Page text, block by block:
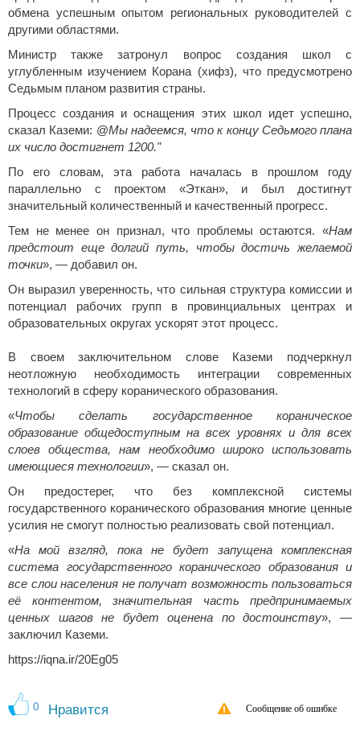
обмена успешным опытом региональных руководителей с
другими областями.
Министр также затронул вопрос создания школ с
углубленным изучением Корана (хифз), что предусмотрено
Седьмым планом развития страны.
Процесс создания и оснащения этих школ идет успешно,
сказал Каземи: @Мы надеемся, что к концу Седьмого плана
их число достигнет 1200."
По его словам, эта работа началась в прошлом году
параллельно с проектом «Эткан», и был достигнут
значительный количественный и качественный прогресс.
Тем не менее он признал, что проблемы остаются. «Нам
предстоит еще долгий путь, чтобы достичь желаемой
точки», — добавил он.
Он выразил уверенность, что сильная структура комиссии и
потенциал рабочих групп в провинциальных центрах и
образовательных округах ускорят этот процесс.
В своем заключительном слове Каземи подчеркнул
неотложную необходимость интеграции современных
технологий в сферу коранического образования.
«Чтобы сделать государственное кораническое
образование общедоступным на всех уровнях и для всех
слоев общества, нам необходимо широко использовать
имеющиеся технологии», — сказал он.
Он предостерег, что без комплексной системы
государственного коранического образования многие ценные
усилия не смогут полностью реализовать свой потенциал.
«На мой взгляд, пока не будет запущена комплексная
система государственного коранического образования и
все слои населения не получат возможность пользоваться
её контентом, значительная часть предпринимаемых
ценных шагов не будет оценена по достоинству», —
заключил Каземи.
https://iqna.ir/20Eg05
0 Нравится Сообщение об ошибке